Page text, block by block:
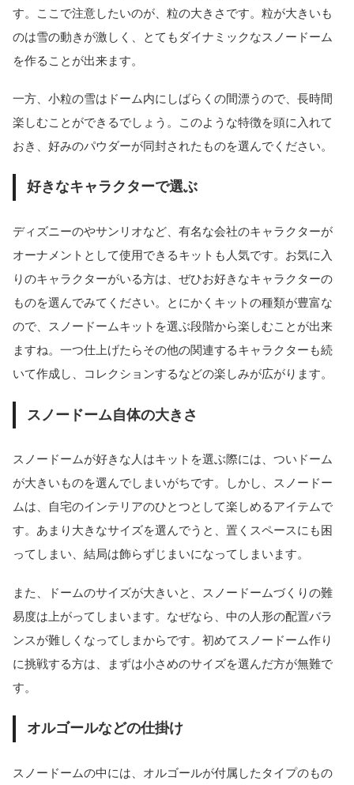
す。ここで注意したいのが、粒の大きさです。粒が大きいも
のは雪の動きが激しく、とてもダイナミックなスノードーム
を作ることが出来ます。
一方、小粒の雪はドーム内にしばらくの間漂うので、長時間
楽しむことができるでしょう。このような特徴を頭に入れて
おき、好みのパウダーが同封されたものを選んでください。
好きなキャラクターで選ぶ
ディズニーのやサンリオなど、有名な会社のキャラクターが
オーナメントとして使用できるキットも人気です。お気に入
りのキャラクターがいる方は、ぜひお好きなキャラクターの
ものを選んでみてください。とにかくキットの種類が豊富な
ので、スノードームキットを選ぶ段階から楽しむことが出来
ますね。一つ仕上げたらその他の関連するキャラクターも続
いて作成し、コレクションするなどの楽しみが広がります。
スノードーム自体の大きさ
スノードームが好きな人はキットを選ぶ際には、ついドーム
が大きいものを選んでしまいがちです。しかし、スノードー
ムは、自宅のインテリアのひとつとして楽しめるアイテムで
す。あまり大きなサイズを選んでうと、置くスペースにも困
ってしまい、結局は飾らずじまいになってしまいます。
また、ドームのサイズが大きいと、スノードームづくりの難
易度は上がってしまいます。なぜなら、中の人形の配置バラ
ンスが難しくなってしまからです。初めてスノードーム作り
に挑戦する方は、まずは小さめのサイズを選んだ方が無難で
す。
オルゴールなどの仕掛け
スノードームの中には、オルゴールが付属したタイプのもの